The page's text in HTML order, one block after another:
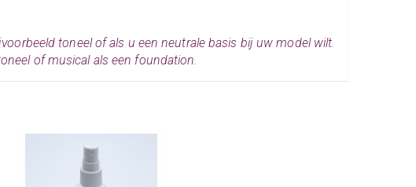
toneel of als u een neutrale basis bij uw model wilt.
of musical als een foundation.